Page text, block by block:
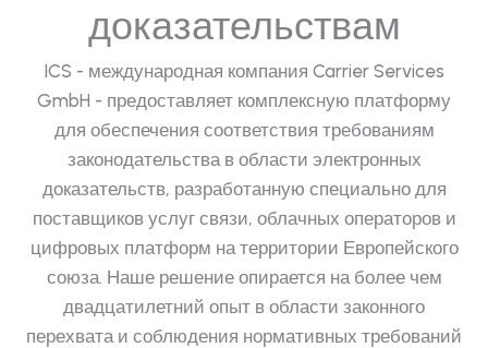
доказательствам
ICS - международная компания Carrier Services
GmbH - предоставляет комплексную платформу
для обеспечения соответствия требованиям
законодательства в области электронных
доказательств, разработанную специально для
поставщиков услуг связи, облачных операторов и
цифровых платформ на территории Европейского
союза. Наше решение опирается на более чем
двадцатилетний опыт в области законного
перехвата и соблюдения нормативных требований